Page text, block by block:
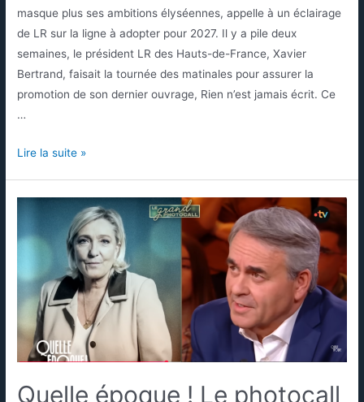
masque plus ses ambitions élyséennes, appelle à un éclairage
de LR sur la ligne à adopter pour 2027. Il y a pile deux
semaines, le président LR des Hauts-de-France, Xavier
Bertrand, faisait la tournée des matinales pour assurer la
promotion de son dernier ouvrage, Rien n’est jamais écrit. Ce
…
Lire la suite »
Quelle époque ! Le photocall